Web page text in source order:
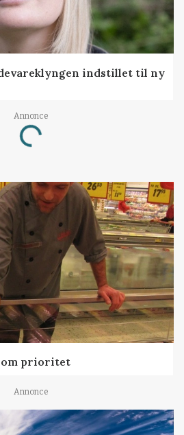
indstillet til ny
Annonce
Loading...
om prioritet
Annonce